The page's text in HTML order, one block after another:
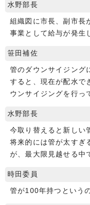
水野部長
組織図に市長、副市長
事業として給与が発生
笹田補佐
管のダウンサイジング
すると、現在が配水で
ウンサイジングを行っ
水野部長
今取り替えると新しい
将来的には管が太すぎ
が、最大限見越せる中
時田委員
管が100年持つという